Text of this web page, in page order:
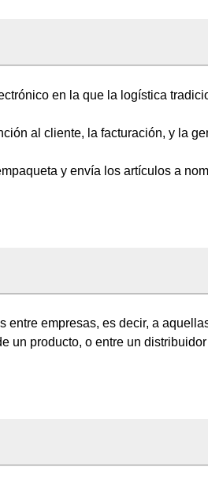
en la que la logística
al cliente, la facturación, y la
y envía los artículos a
entre empresas, es decir, a
un producto, o entre un